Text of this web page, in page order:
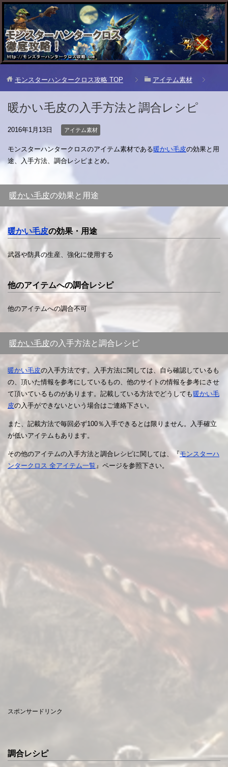
モンスターハンタークロス攻略 TOP アイテム素材
暖かい毛皮の入手方法と調合レシピ
2016年1月13日 アイテム素材
モンスターハンタークロスのアイテム素材である暖かい毛皮の効果と用
途、入手方法、調合レシピまとめ。
暖かい毛皮の効果と用途
暖かい毛皮の効果・用途
武器や防具の生産、強化に使用する
他のアイテムへの調合レシピ
他のアイテムへの調合不可
暖かい毛皮の入手方法と調合レシピ
暖かい毛皮の入手方法です。入手方法に関しては、自ら確認しているも
の、頂いた情報を参考にしているもの、他のサイトの情報を参考にさせ
て頂いているものがあります。記載している方法でどうしても暖かい毛
皮の入手ができないという場合はご連絡下さい。
また、記載方法で毎回必ず100％入手できるとは限りません。入手確立
が低いアイテムもあります。
その他のアイテムの入手方法と調合レシピに関しては、『モンスターハ
ンタークロス 全アイテム一覧 』ページを参照下さい。
スポンサードリンク
調合レシピ